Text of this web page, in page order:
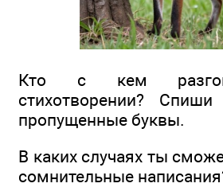
Кто с кем
стихотворении?
пропущенные буквы.
В каких случаях ты
сомнительные